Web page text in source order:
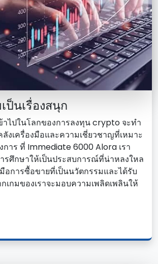
ป็นเรื่องสนุก
าไปในโลกของการลงทุน crypto จะทํา
งเครื่องมือและความเชี่ยวชาญที่เหมาะ
าร ที่ Immediate 6000 Alora เรา
รศึกษาให้เป็นประสบการณ์ที่น่าหลงใหล
อการซื้อขายที่เป็นนวัตกรรมและได้รับ
เกมของเราจะมอบความเพลิดเพลินให้